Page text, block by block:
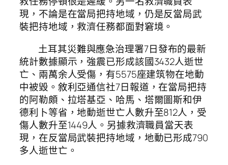
現，不論是在當局把持地域，仍是反當局武
裝把持地域，救濟任務都面對窘境。
土耳其災難與應急治理署7日發布的最新
統計數據顯示，強震已形成該國3432人逝世
亡、兩萬余人受傷，有5575座建筑物在地動
中被毀。敘利亞通信社7日報道，在當局把持
的阿勒頗、拉塔基亞、哈馬、塔爾圖斯和伊
德利卜等省，地動逝世亡人數升至812人，受
傷人數升至1449人。另據救濟職員當天表
現，在反當局武裝把持地域，地動已形成790
多人逝世亡。